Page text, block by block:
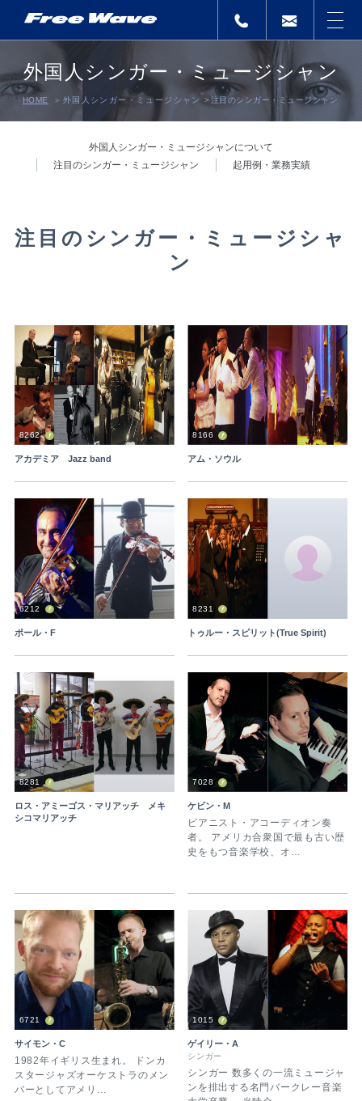
外国人シンガー・ミュージシャン
HOME 外国人シンガー・ミュージシャン >注目のシンガー・ミュージシャン
外国人シンガー・ミュージシャンについて
注目のシンガー・ミュージシャン
起用例・業務実績
注目のシンガー・ミュージシャ
ン
8262
アカデミア Jazz band
8166
アム・ソウル
6212
ポール・F
8231
トゥルー・スピリット(True Spirit)
8281
ロス・アミーゴス・マリアッチ メキ
シコマリアッチ
7028
ケビン・M
ピアニスト・アコーディオン奏
者。 アメリカ合衆国で最も古い歴
史をもつ音楽学校、オ…
6721
サイモン・C
1982年イギリス生まれ。 ドンカ
スタージャズオーケストラのメン
バーとしてアメリ…
1015
ゲイリー・A
シンガー
シンガー 数多くの一流ミュージャ
ンを排出する名門バークレー音楽